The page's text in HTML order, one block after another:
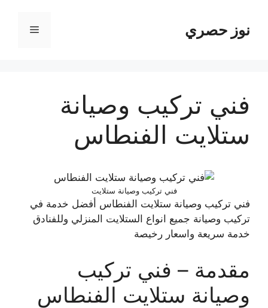
المحتوىنوز حصري القائمة
فني تركيب وصيانة
ستلايت الفنطاس
فني تركيب وصيانة ستلايت
فني تركيب وصيانة ستلايت الفنطاس أفضل خدمة في
تركيب وصيانة جميع انواع الستلايت المنزلي وللفنادق
خدمة سريعة واسعار رخيصة
مقدمة – فني تركيب
وصيانة ستلايت الفنطاس